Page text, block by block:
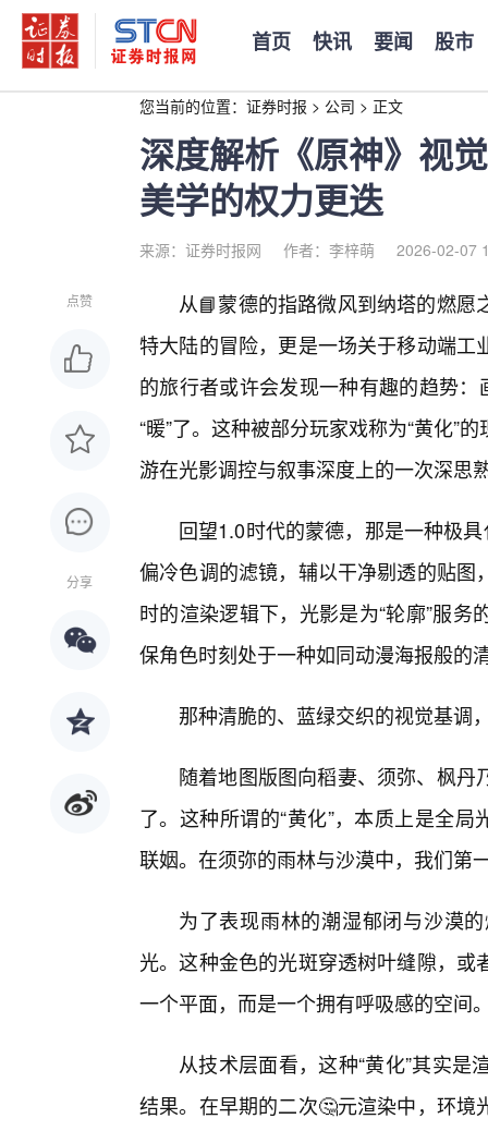
首页 快讯 要闻 股市
您当前的位置： 证券时报 > 公司 > 正文
深度解析《原神》视
美学的权力更迭
来源：证券时报网 作者：李梓萌 2026-02-07
点赞
分享
从📘蒙德的指路微风到纳塔的燃
特大陆的冒险，更是一场关于移动端
的旅行者或许会发现一种有趣的趋势
“暖”了。这种被部分玩家戏称为“黄化”
游在光影调控与叙事深度上的一次深思
回望1.0时代的蒙德，那是一种极
偏冷色调的滤镜，辅以干净剔透的贴
时的渲染逻辑下，光影是为“轮廓”服
保角色时刻处于一种如同动漫海报般的
那种清脆的、蓝绿交织的视觉基调
随着地图版图向稻妻、须弥、枫
了。这种所谓的“黄化”，本质上是全
联姻。在须弥的雨林与沙漠中，我们第
为了表现雨林的潮湿郁闭与沙漠
光。这种金色的光斑穿透树叶缝隙，
一个平面，而是一个拥有呼吸感的空间
从技术层面看，这种“黄化”其实
结果。在早期的二次🤔元渲染中，环